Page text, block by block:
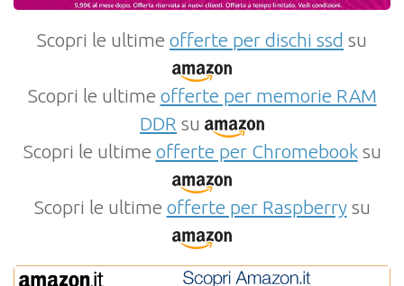
Scopri le ultime offerte per dischi ssd su
Scopri le ultime offerte per memorie RAM
DDR su
Scopri le ultime offerte per Chromebooksu
Scopri le ultime offerte per Raspberrysu